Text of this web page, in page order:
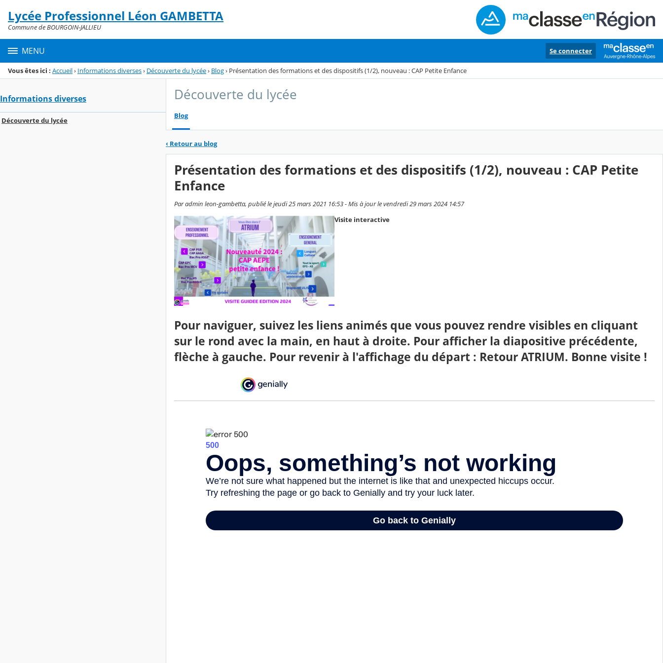
Menu de la rubrique
Contenu
Lycée Professionnel Léon GAMBETTA
Commune de BOURGOIN-JALLIEU
MENU Se connecter
Vous êtes ici : Accueil› Informations diverses› Découverte du lycée› Blog› Présentation des formations et des dispositifs (1/2), nouveau : CAP Petite Enfance
Informations diverses
Découverte du lycée
Découverte du lycée
Blog
‹ Retour au blog
Présentation des formations et des dispositifs (1/2), nouveau : CAP Petite
Enfance
Par admin leon-gambetta, publié le jeudi 25 mars 2021 16:53 - Mis à jour le vendredi 29 mars 2024 14:57
Visite interactive
Pour naviguer, suivez les liens animés que vous pouvez rendre visibles en cliquant
sur le rond avec la main, en haut à droite. Pour afficher la diapositive précédente,
flèche à gauche. Pour revenir à l'affichage du départ : Retour ATRIUM. Bonne visite !